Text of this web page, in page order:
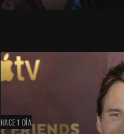
HACE 1 DÍA